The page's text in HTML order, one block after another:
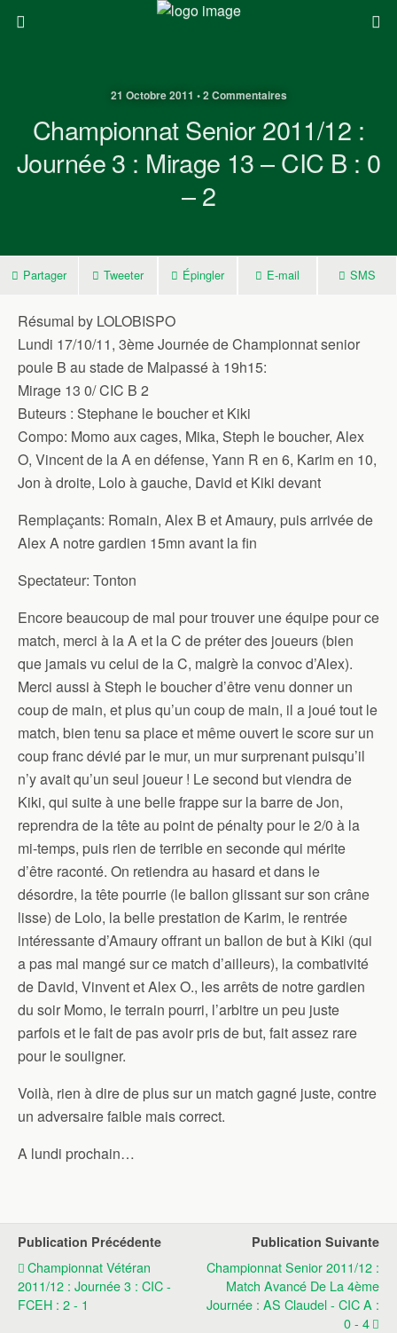
21 Octobre 2011 • 2 Commentaires
Championnat Senior 2011/12 :
Journée 3 : Mirage 13 – CIC B : 0
– 2
Partager Tweeter Épingler E-mail SMS
Résumal by LOLOBISPO
Lundi 17/10/11, 3ème Journée de Championnat senior
poule B au stade de Malpassé à 19h15:
Mirage 13 0/ CIC B 2
Buteurs : Stephane le boucher et Kiki
Compo: Momo aux cages, Mika, Steph le boucher, Alex
O, Vincent de la A en défense, Yann R en 6, Karim en 10,
Jon à droite, Lolo à gauche, David et Kiki devant
Remplaçants: Romain, Alex B et Amaury, puis arrivée de
Alex A notre gardien 15mn avant la fin
Spectateur: Tonton
Encore beaucoup de mal pour trouver une équipe pour ce
match, merci à la A et la C de préter des joueurs (bien
que jamais vu celui de la C, malgrè la convoc d’Alex).
Merci aussi à Steph le boucher d’être venu donner un
coup de main, et plus qu’un coup de main, il a joué tout le
match, bien tenu sa place et même ouvert le score sur un
coup franc dévié par le mur, un mur surprenant puisqu’il
n’y avait qu’un seul joueur ! Le second but viendra de
Kiki, qui suite à une belle frappe sur la barre de Jon,
reprendra de la tête au point de pénalty pour le 2/0 à la
mi-temps, puis rien de terrible en seconde qui mérite
d’être raconté. On retiendra au hasard et dans le
désordre, la tête pourrie (le ballon glissant sur son crâne
lisse) de Lolo, la belle prestation de Karim, le rentrée
intéressante d’Amaury offrant un ballon de but à Kiki (qui
a pas mal mangé sur ce match d’ailleurs), la combativité
de David, Vinvent et Alex O., les arrêts de notre gardien
du soir Momo, le terrain pourri, l’arbitre un peu juste
parfois et le fait de pas avoir pris de but, fait assez rare
pour le souligner.
Voilà, rien à dire de plus sur un match gagné juste, contre
un adversaire faible mais correct.
A lundi prochain…
Publication Précédente
Championnat Vétéran
2011/12 : Journée 3 : CIC -
FCEH : 2 - 1
Publication Suivante
Championnat Senior 2011/12 :
Match Avancé De La 4ème
Journée : AS Claudel - CIC A :
0 - 4